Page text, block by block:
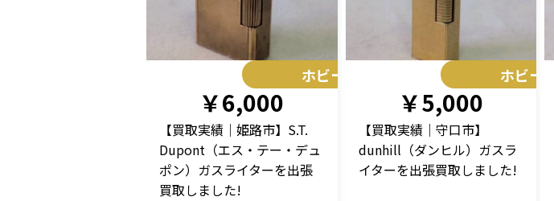
ホビー
￥6,000
【買取実績｜姫路市】S.T.
Dupont（エス・テー・デュ
ポン）ガスライターを出張
買取しました!
ホビー
￥5,000
【買取実績｜守口市】
dunhill（ダンヒル）ガスラ
イターを出張買取しました!